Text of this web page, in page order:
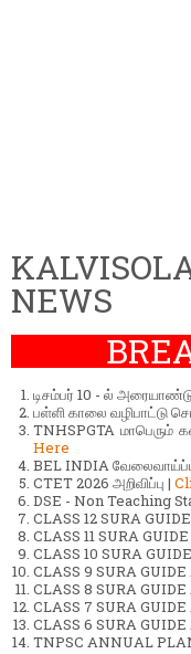
NEWS
டிசம்பர் 10 - ல்
பள்ளி காலை வழிபாட்டு
TNHSPGTA மாபெரும்
Here
BEL INDIA வேலைவாய்ப்பு
CTET 2026 அறிவிப்பு |
DSE - Non Teaching
CLASS 12 SURA
CLASS 11 SURA
CLASS 10 SURA
CLASS 9 SURA
CLASS 8 SURA
CLASS 7 SURA
CLASS 6 SURA
TNPSC ANNUAL